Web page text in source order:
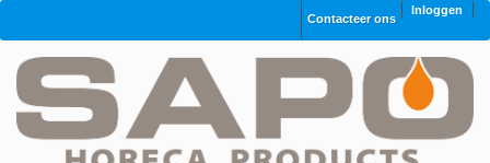
Inloggen
Contacteer ons